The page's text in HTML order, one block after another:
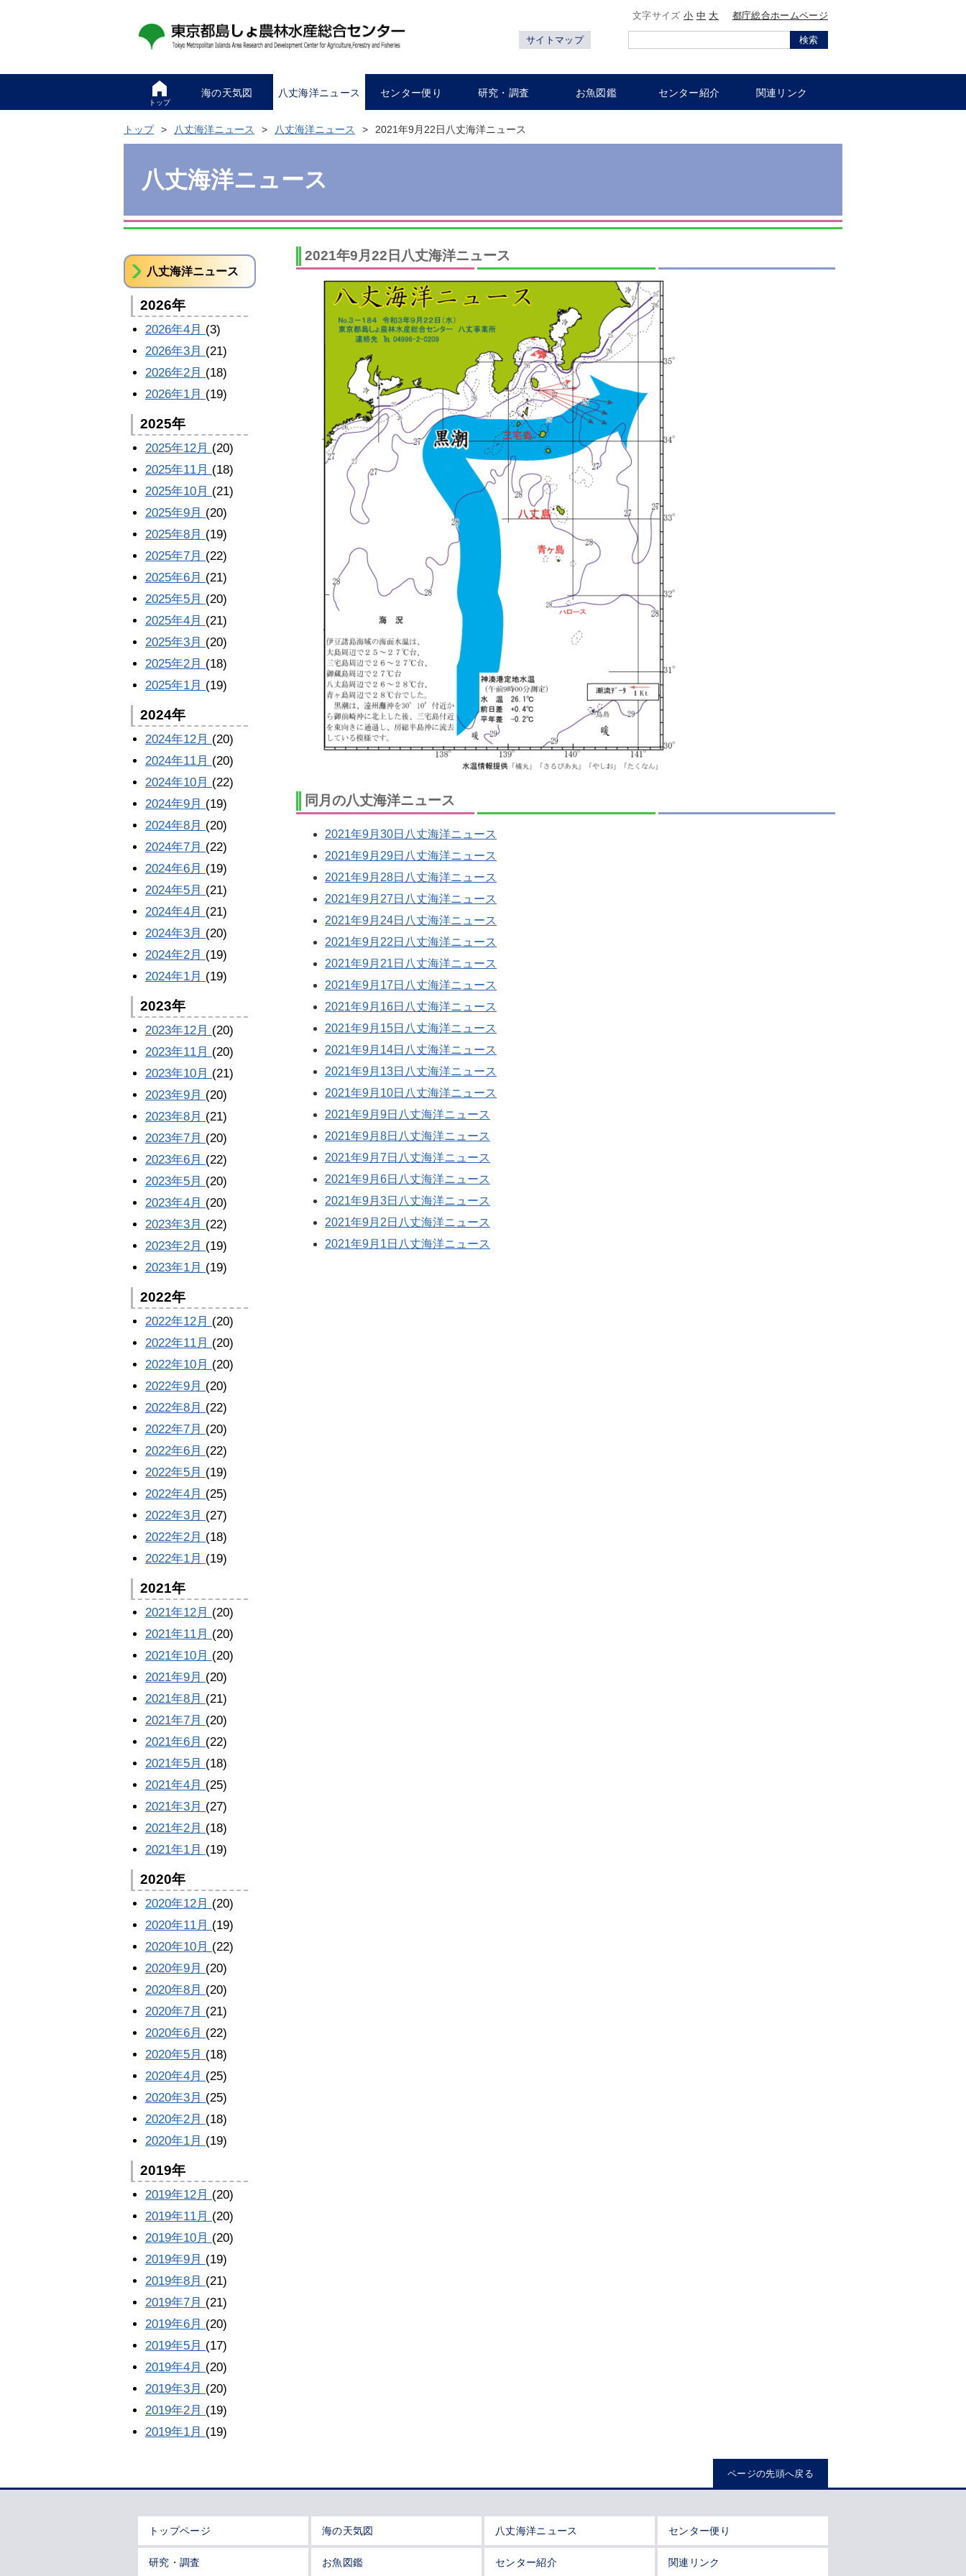
文字サイズ小 中 大 都庁総合ホームページ
サイトマップ 検索
トップ
海の天気図 八丈海洋ニュース センター便り 研究・調査 お魚図鑑 センター紹介 関連リンク
トップ 八丈海洋ニュース 八丈海洋ニュース 2021年9月22日八丈海洋ニュース
八丈海洋ニュース
2021年9月22日八丈海洋ニュース
同月の八丈海洋ニュース
2021年9月30日八丈海洋ニュース
2021年9月29日八丈海洋ニュース
2021年9月28日八丈海洋ニュース
2021年9月27日八丈海洋ニュース
2021年9月24日八丈海洋ニュース
2021年9月22日八丈海洋ニュース
2021年9月21日八丈海洋ニュース
2021年9月17日八丈海洋ニュース
2021年9月16日八丈海洋ニュース
2021年9月15日八丈海洋ニュース
2021年9月14日八丈海洋ニュース
2021年9月13日八丈海洋ニュース
2021年9月10日八丈海洋ニュース
2021年9月9日八丈海洋ニュース
2021年9月8日八丈海洋ニュース
2021年9月7日八丈海洋ニュース
2021年9月6日八丈海洋ニュース
2021年9月3日八丈海洋ニュース
2021年9月2日八丈海洋ニュース
2021年9月1日八丈海洋ニュース
八丈海洋ニュース
2026年
2026年4月 (3)
2026年3月 (21)
2026年2月 (18)
2026年1月 (19)
2025年
2025年12月 (20)
2025年11月 (18)
2025年10月 (21)
2025年9月 (20)
2025年8月 (19)
2025年7月 (22)
2025年6月 (21)
2025年5月 (20)
2025年4月 (21)
2025年3月 (20)
2025年2月 (18)
2025年1月 (19)
2024年
2024年12月 (20)
2024年11月 (20)
2024年10月 (22)
2024年9月 (19)
2024年8月 (20)
2024年7月 (22)
2024年6月 (19)
2024年5月 (21)
2024年4月 (21)
2024年3月 (20)
2024年2月 (19)
2024年1月 (19)
2023年
2023年12月 (20)
2023年11月 (20)
2023年10月 (21)
2023年9月 (20)
2023年8月 (21)
2023年7月 (20)
2023年6月 (22)
2023年5月 (20)
2023年4月 (20)
2023年3月 (22)
2023年2月 (19)
2023年1月 (19)
2022年
2022年12月 (20)
2022年11月 (20)
2022年10月 (20)
2022年9月 (20)
2022年8月 (22)
2022年7月 (20)
2022年6月 (22)
2022年5月 (19)
2022年4月 (25)
2022年3月 (27)
2022年2月 (18)
2022年1月 (19)
2021年
2021年12月 (20)
2021年11月 (20)
2021年10月 (20)
2021年9月 (20)
2021年8月 (21)
2021年7月 (20)
2021年6月 (22)
2021年5月 (18)
2021年4月 (25)
2021年3月 (27)
2021年2月 (18)
2021年1月 (19)
2020年
2020年12月 (20)
2020年11月 (19)
2020年10月 (22)
2020年9月 (20)
2020年8月 (20)
2020年7月 (21)
2020年6月 (22)
2020年5月 (18)
2020年4月 (25)
2020年3月 (25)
2020年2月 (18)
2020年1月 (19)
2019年
2019年12月 (20)
2019年11月 (20)
2019年10月 (20)
2019年9月 (19)
2019年8月 (21)
2019年7月 (21)
2019年6月 (20)
2019年5月 (17)
2019年4月 (20)
2019年3月 (20)
2019年2月 (19)
2019年1月 (19)
ページの先頭へ戻る
トップページ 海の天気図 八丈海洋ニュース センター便り
研究・調査 お魚図鑑 センター紹介 関連リンク